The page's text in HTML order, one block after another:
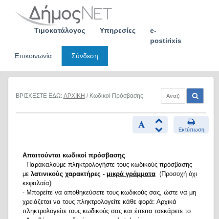
Τιμοκατάλογος Υπηρεσίες
e-
postirixis
Επικοινωνία
Σύνδεση
ΒΡΙΣΚΕΣΤΕ ΕΔΩ: ΑΡΧΙΚΗ / Κωδικοί Πρόσβασης
Εκτύπωση
Απαιτούνται κωδικοί πρόσβασης
- Παρακαλούμε πληκτρολογήστε τους κωδικούς πρόσβασης
με λατινικούς χαρακτήρες - μικρά γράμματα (Προσοχή όχι
κεφαλαία).
- Μπορείτε να αποθηκεύσετε τους κωδικούς σας, ώστε να μη
χρειάζεται να τους πληκτρολογείτε κάθε φορά: Αρχικά
πληκτρολογείτε τους κωδικούς σας και έπειτα τσεκάρετε το